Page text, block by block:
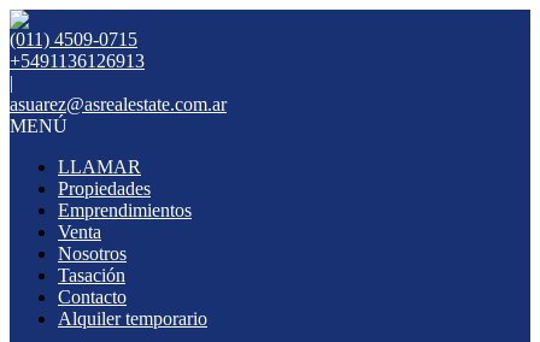
(011) 4509-0715
+5491136126913
|
asuarez@asrealestate.com.ar
MENÚ
LLAMAR
Propiedades
Emprendimientos
Venta
Nosotros
Tasación
Contacto
Alquiler temporario